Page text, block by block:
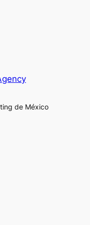
de México